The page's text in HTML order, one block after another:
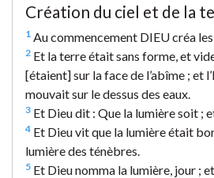
Création du ciel et de la
1 Au commencement DIEU créa
2 Et la terre était sans forme, et
[étaient] sur la face de l’abîme ; et
mouvait sur le dessus des eaux.
3 Et Dieu dit : Que la lumière soit ;
4 Et Dieu vit que la lumière était
lumière des ténèbres.
5 Et Dieu nomma la lumière, jour ;